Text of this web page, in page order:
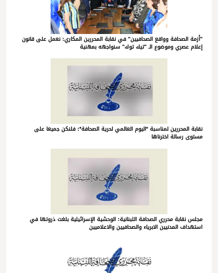
"أزمة الصحافة وواقع الصحافيين" في نقابة المحررين المكاري: نعمل على قانون
إعلام عصري وموضوع الـ "تيك توك" سنواجهه بمهنية
نقابة المحررين لمناسبة *اليوم العالمي لحرية الصحافة*: فلنكن جميعا على
مستوى رسالة اخترناها
مجلس نقابة محرري الصحافة اللبنانية: الوحشية الإسرائيلية بلغت ذروتها في
استهداف المدنيين الابرياء والصحافيين والاعلاميين